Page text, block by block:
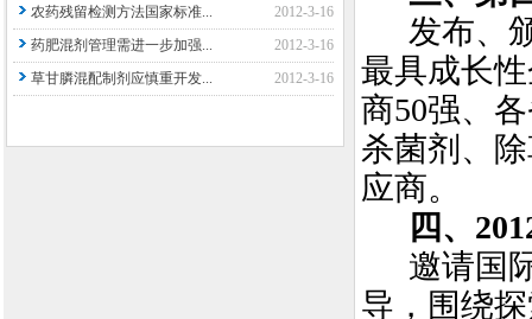
农药残留检测方法国家标准...
2012-3-16
药肥混剂管理需进一步加强...
2012-3-16
草甘膦混配制剂应慎重开发...
2012-3-16
发布、
最具成长
商50强、
杀菌剂、
应商。
四、
邀请国
导，围绕